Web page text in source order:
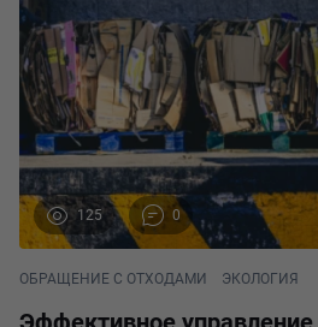
125 0
ОБРАЩЕНИЕ С ОТХОДАМИ ЭКОЛОГИЯ